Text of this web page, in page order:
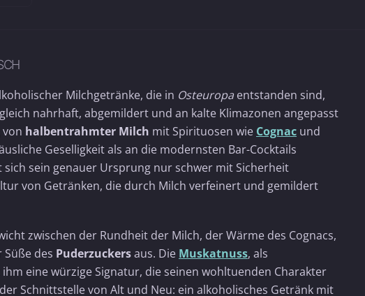
Milchgetränke, die in Osteuropa entstanden sind,
nahrhaft, abgemildert und an kalte Klimazonen angepasst
halbentrahmter Milch mit Spirituosen wie Cognac und
Geselligkeit als an die modernsten Bar-Cocktails
sein genauer Ursprung nur schwer mit Sicherheit
von Getränken, die durch Milch verfeinert und gemildert
zwischen der Rundheit der Milch, der Wärme des Cognacs,
des Puderzuckersaus. Die Muskatnuss, als
eine würzige Signatur, die seinen wohltuenden Charakter
Schnittstelle von Alt und Neu: ein alkoholisches Getränk mit